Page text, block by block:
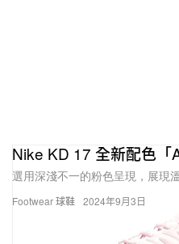
Footwear 球鞋
Nike KD 17 全新配色「
選用深淺不一的粉色呈現，展現
2024年9月3日